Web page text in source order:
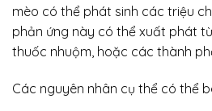
mèo có thể phát sinh các triệu
phản ứng này có thể xuất phát
thuốc nhuộm, hoặc các thành
Các nguyên nhân cụ thể có thể